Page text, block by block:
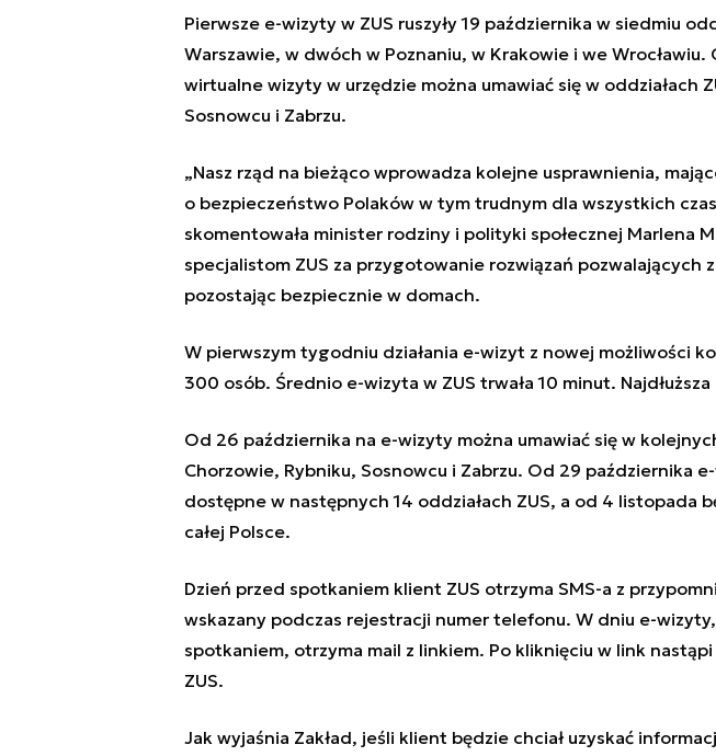
Pierwsze e-wizyty w ZUS ruszyły 19 października w siedmiu
Warszawie, w dwóch w Poznaniu, w Krakowie i we Wrocławiu.
wirtualne wizyty w urzędzie można umawiać się w oddziałach
Sosnowcu i Zabrzu.
„Nasz rząd na bieżąco wprowadza kolejne usprawnienia,
o bezpieczeństwo Polaków w tym trudnym dla wszystkich
skomentowała minister rodziny i polityki społecznej Marlena
specjalistom ZUS za przygotowanie rozwiązań pozwalających
pozostając bezpiecznie w domach.
W pierwszym tygodniu działania e-wizyt z nowej możliwości
300 osób. Średnio e-wizyta w ZUS trwała 10 minut.
Od 26 października na e-wizyty można umawiać się w
Chorzowie, Rybniku, Sosnowcu i Zabrzu. Od 29 października
dostępne w następnych 14 oddziałach ZUS, a od 4 listopada
całej Polsce.
Dzień przed spotkaniem klient ZUS otrzyma SMS-a z
wskazany podczas rejestracji numer telefonu. W dniu e-
spotkaniem, otrzyma mail z linkiem. Po kliknięciu w link
ZUS.
Jak wyjaśnia Zakład, jeśli klient będzie chciał uzyskać